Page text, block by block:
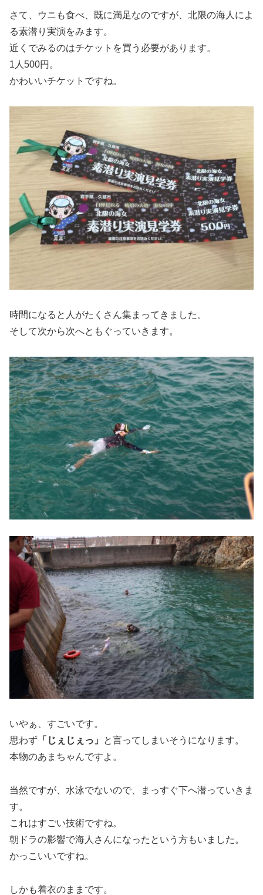
さて、ウニも食べ、既に満足なのですが、北限の海人によ
る素潜り実演をみます。
近くでみるのはチケットを買う必要があります。
1人500円。
かわいいチケットですね。
時間になると人がたくさん集まってきました。
そして次から次へともぐっていきます。
いやぁ、すごいです。
思わず 「じぇじぇっ」
と言ってしまいそうになります。
本物のあまちゃんですよ。
当然ですが、水泳でないので、まっすぐ下へ潜っていきま
す。
これはすごい技術ですね。
朝ドラの影響で海人さんになったという方もいました。
かっこいいですね。
しかも着衣のままです。